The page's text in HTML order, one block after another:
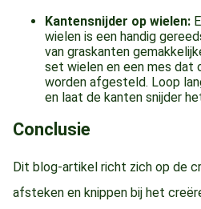
Kantensnijder op wielen:
wielen is een handig
van graskanten
set wielen en een mes dat
worden afgesteld. Loop
en laat de kanten snijder
Conclusie
Dit blog-artikel richt zich op de
afsteken en knippen bij het